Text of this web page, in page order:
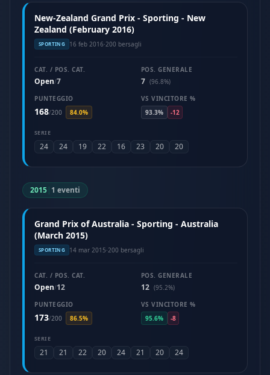
New-Zealand Grand Prix - Sporting - New
Zealand (February 2016)
SPORTING 16 feb 2016·200 bersagli
CAT. / POS. CAT.
Open/7
POS. GENERALE
7 (96.8%)
PUNTEGGIO
168/200 84.0%
VS VINCITORE %
93.3%
-12
SERIE
24 24 19 22 16 23 20 20
2015| 1 eventi
Grand Prix of Australia - Sporting - Australia
(March 2015)
SPORTING 14 mar 2015·200 bersagli
CAT. / POS. CAT.
Open/12
POS. GENERALE
12 (95.2%)
PUNTEGGIO
173/200 86.5%
VS VINCITORE %
95.6%
-8
SERIE
21 21 22 20 24 21 20 24